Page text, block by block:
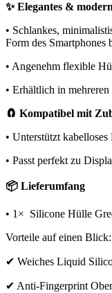
✨ Elegantes &
• Schlankes,
Form des Smartphones
• Angenehm flexible
• Erhältlich in
🧲 Kompatibel mit
• Unterstützt
• Passt perfekt zu
📦 Lieferumfang
• 1× Silicone Hülle
Vorteile auf einen Blick:
✔ Weiches Liquid
✔ Anti-Fingerprint